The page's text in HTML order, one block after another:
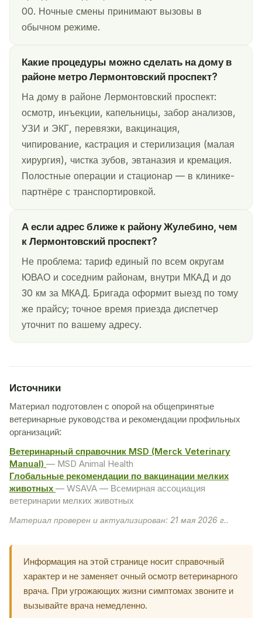
00. Ночные смены принимают вызовы в
обычном режиме.
Какие процедуры можно сделать на дому в
районе метро Лермонтовский проспект?
На дому в районе Лермонтовский проспект:
осмотр, инъекции, капельницы, забор анализов,
УЗИ и ЭКГ, перевязки, вакцинация,
чипирование, кастрация и стерилизация (малая
хирургия), чистка зубов, эвтаназия и кремация.
Полостные операции и стационар — в клинике-
партнёре с транспортировкой.
А если адрес ближе к району Жулебино, чем
к Лермонтовский проспект?
Не проблема: тариф единый по всем округам
ЮВАО и соседним районам, внутри МКАД и до
30 км за МКАД. Бригада оформит выезд по тому
же прайсу; точное время приезда диспетчер
уточнит по вашему адресу.
Источники
Материал подготовлен с опорой на общепринятые
ветеринарные руководства и рекомендации профильных
организаций:
Ветеринарный справочник MSD (Merck Veterinary
Manual) — MSD Animal Health
Глобальные рекомендации по вакцинации мелких
животных — WSAVA — Всемирная ассоциация
ветеринарии мелких животных
Материал проверен и актуализирован: 21 мая 2026 г..
Информация на этой странице носит справочный
характер и не заменяет очный осмотр ветеринарного
врача. При угрожающих жизни симптомах звоните и
вызывайте врача немедленно.